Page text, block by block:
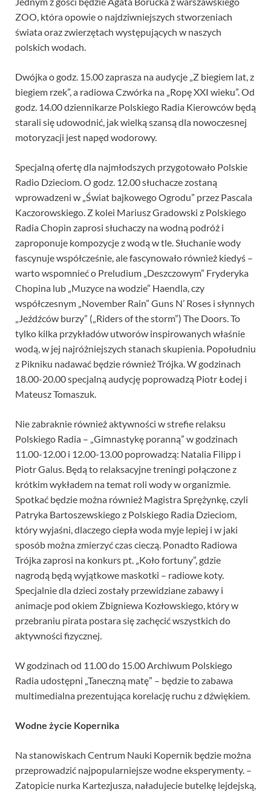
ZOO, która opowie o najdziwniejszych stworzeniach
świata oraz zwierzętach występujących w naszych
polskich wodach.
Dwójka o godz. 15.00 zaprasza na audycje „Z biegiem lat, z
biegiem rzek”, a radiowa Czwórka na „Ropę XXI wieku”. Od
godz. 14.00 dziennikarze Polskiego Radia Kierowców będą
starali się udowodnić, jak wielką szansą dla nowoczesnej
motoryzacji jest napęd wodorowy.
Specjalną ofertę dla najmłodszych przygotowało Polskie
Radio Dzieciom. O godz. 12.00 słuchacze zostaną
wprowadzeni w „Świat bajkowego Ogrodu” przez Pascala
Kaczorowskiego. Z kolei Mariusz Gradowski z Polskiego
Radia Chopin zaprosi słuchaczy na wodną podróż i
zaproponuje kompozycje z wodą w tle. Słuchanie wody
fascynuje współcześnie, ale fascynowało również kiedyś –
warto wspomnieć o Preludium „Deszczowym” Fryderyka
Chopina lub „Muzyce na wodzie” Haendla, czy
współczesnym „November Rain” Guns N’ Roses i słynnych
„Jeźdźców burzy” („Riders of the storm”) The Doors. To
tylko kilka przykładów utworów inspirowanych właśnie
wodą, w jej najróżniejszych stanach skupienia. Popołudniu
z Pikniku nadawać będzie również Trójka. W godzinach
18.00-20.00 specjalną audycję poprowadzą Piotr Łodej i
Mateusz Tomaszuk.
Nie zabraknie również aktywności w strefie relaksu
Polskiego Radia – „Gimnastykę poranną” w godzinach
11.00-12.00 i 12.00-13.00 poprowadzą: Natalia Filipp i
Piotr Galus. Będą to relaksacyjne treningi połączone z
krótkim wykładem na temat roli wody w organizmie.
Spotkać będzie można również Magistra Sprężynkę, czyli
Patryka Bartoszewskiego z Polskiego Radia Dzieciom,
który wyjaśni, dlaczego ciepła woda myje lepiej i w jaki
sposób można zmierzyć czas cieczą. Ponadto Radiowa
Trójka zaprosi na konkurs pt. „Koło fortuny”, gdzie
nagrodą będą wyjątkowe maskotki – radiowe koty.
Specjalnie dla dzieci zostały przewidziane zabawy i
animacje pod okiem Zbigniewa Kozłowskiego, który w
przebraniu pirata postara się zachęcić wszystkich do
aktywności fizycznej.
W godzinach od 11.00 do 15.00 Archiwum Polskiego
Radia udostępni „Taneczną matę” – będzie to zabawa
multimedialna prezentująca korelację ruchu z dźwiękiem.
Wodne życie Kopernika
Na stanowiskach Centrum Nauki Kopernik będzie można
przeprowadzić najpopularniejsze wodne eksperymenty. –
Zatopicie nurka Kartezjusza, naładujecie butelkę lejdejską,